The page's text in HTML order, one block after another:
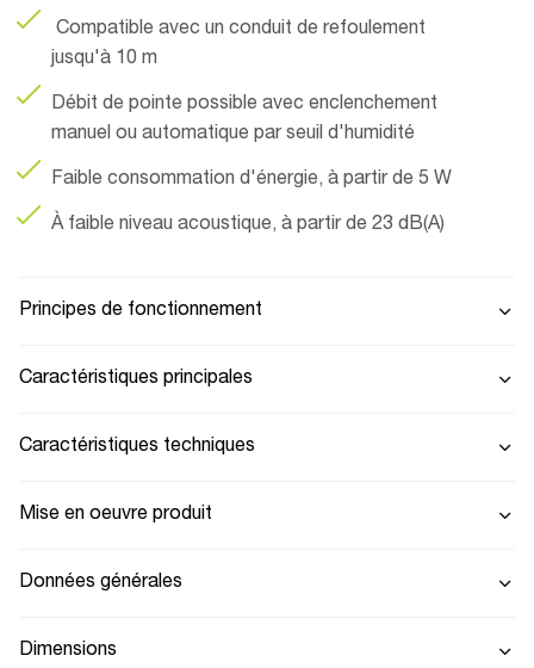
Compatible avec un conduit de refoulement
jusqu'à 10 m
Débit de pointe possible avec enclenchement
manuel ou automatique par seuil d'humidité
Faible consommation d'énergie, à partir de 5 W
À faible niveau acoustique, à partir de 23 dB(A)
Principes de fonctionnement
Caractéristiques principales
Caractéristiques techniques
Mise en oeuvre produit
Données générales
Dimensions